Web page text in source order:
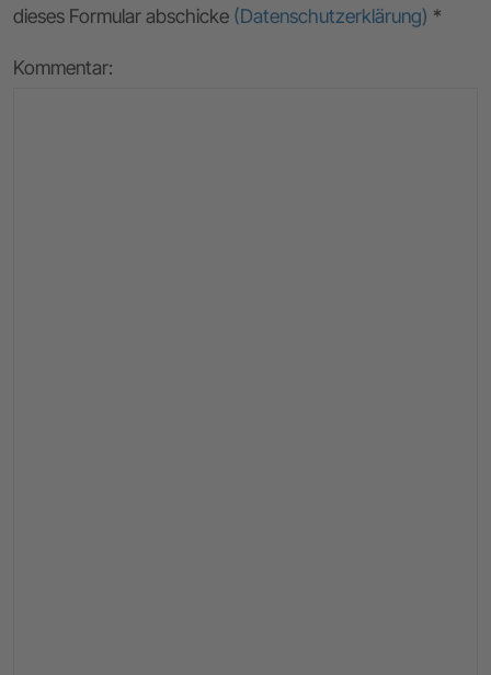
dieses Formular abschicke (Datenschutzerklärung) *
Kommentar: